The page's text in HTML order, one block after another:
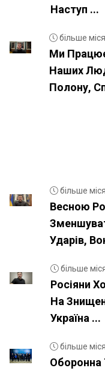
Наступ ...
більше
Ми
Наших
Полону,
більше
Весною
Ударів,
більше
Росіяни
На
Україна ...
більше
Оборонна